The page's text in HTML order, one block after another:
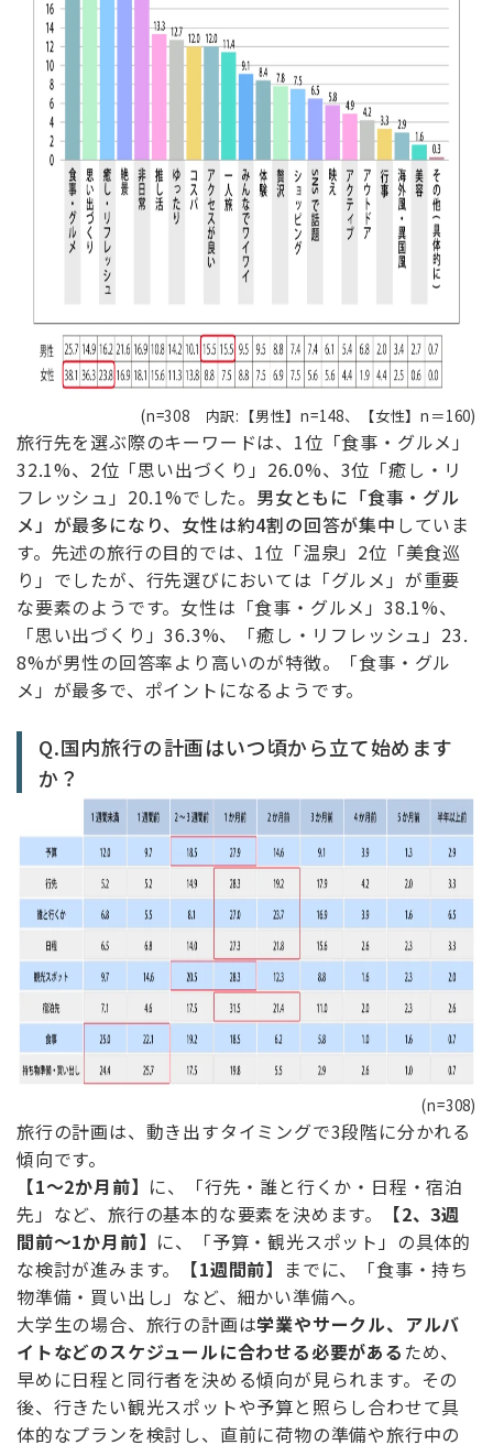
(n=308 内訳:【男性】n=148、【女性】n＝160)
旅行先を選ぶ際のキーワードは、1位「食事・グルメ」
32.1%、2位「思い出づくり」26.0%、3位「癒し・リ
フレッシュ」20.1%でした。 男女ともに「食事・グル
メ」が最多になり、女性は約4割の回答が集中 していま
す。先述の旅行の目的では、1位「温泉」2位「美食巡
り」でしたが、行先選びにおいては「グルメ」が重要
な要素のようです。女性は「食事・グルメ」38.1%、
「思い出づくり」36.3%、「癒し・リフレッシュ」23.
8%が男性の回答率より高いのが特徴。「食事・グル
メ」が最多で、ポイントになるようです。
Q.国内旅行の計画はいつ頃から立て始めます
か？
(n=308)
旅行の計画は、動き出すタイミングで3段階に分かれる
傾向です。
【1～2か月前】 に、「行先・誰と行くか・日程・宿泊
先」など、旅行の基本的な要素を決めます。
【2、3週
間前～1か月前】 に、「予算・観光スポット」の具体的
な検討が進みます。
【1週間前】 までに、「食事・持ち
物準備・買い出し」など、細かい準備へ。
大学生の場合、旅行の計画は学業やサークル、アルバ
イトなどのスケジュールに合わせる必要がある ため、
早めに日程と同行者を決める傾向が見られます。その
後、行きたい観光スポットや予算と照らし合わせて具
体的なプランを検討し、直前に荷物の準備や旅行中の